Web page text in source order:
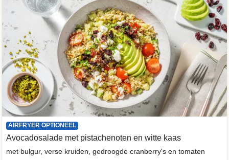
AIRFRYER OPTIONEEL
Avocadosalade met pistachenoten en witte kaas
met bulgur, verse kruiden, gedroogde cranberry's en tomaten